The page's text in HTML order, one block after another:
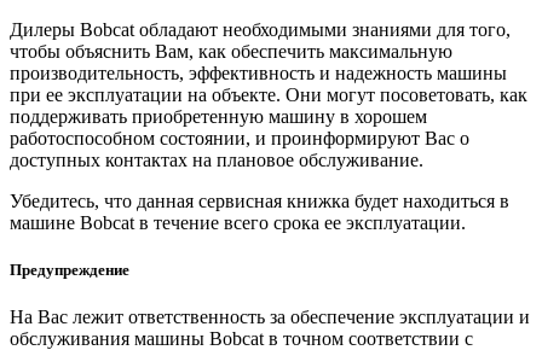
Дилеры Bobcat обладают необходимыми знаниями для того,
чтобы объяснить Вам, как обеспечить максимальную
производительность, эффективность и надежность машины
при ее эксплуатации на объекте. Они могут посоветовать, как
поддерживать приобретенную машину в хорошем
работоспособном состоянии, и проинформируют Вас о
доступных контактах на плановое обслуживание.
Убедитесь, что данная сервисная книжка будет находиться в
машине Bobcat в течение всего срока ее эксплуатации.
Предупреждение
На Вас лежит ответственность за обеспечение эксплуатации и
обслуживания машины Bobcat в точном соответствии с